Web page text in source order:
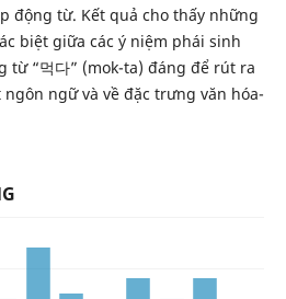
động từ. Kết quả cho thấy những
biệt giữa các ý niệm phái sinh
từ “먹다” (mok-ta) đáng để rút ra
ngữ và về đặc trưng văn hóa-